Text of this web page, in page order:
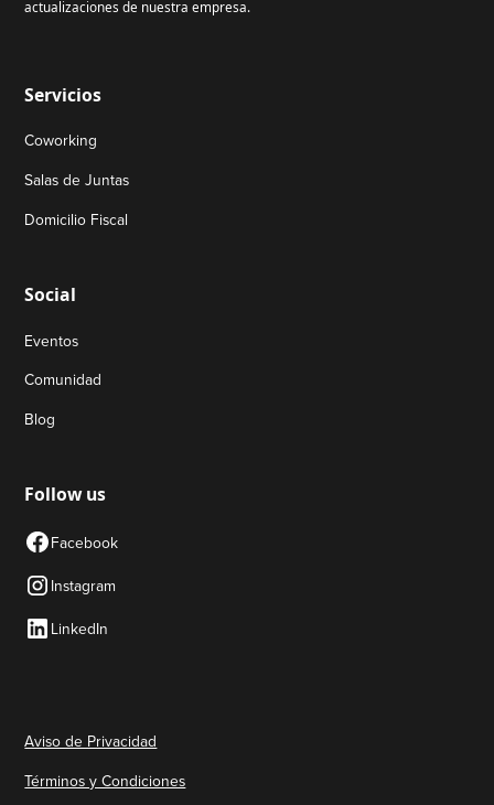
actualizaciones de nuestra empresa.
Servicios
Coworking
Salas de Juntas
Domicilio Fiscal
Social
Eventos
Comunidad
Blog
Follow us
Facebook
Instagram
LinkedIn
Aviso de Privacidad
Términos y Condiciones